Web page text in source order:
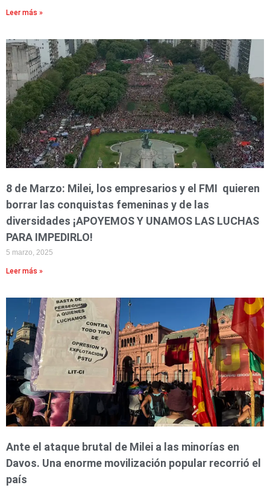
Leer más »
8 de Marzo: Milei, los empresarios y el FMI quieren
borrar las conquistas femeninas y de las
diversidades ¡APOYEMOS Y UNAMOS LAS LUCHAS
PARA IMPEDIRLO!
5 marzo, 2025
Leer más »
Ante el ataque brutal de Milei a las minorías en
Davos. Una enorme movilización popular recorrió el
país